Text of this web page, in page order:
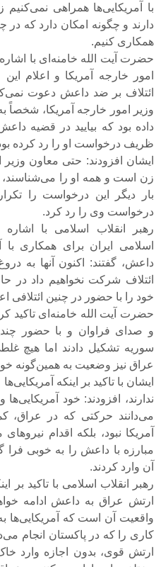
با آمریکایی‌ها همراهی نمی‌کنیم
دارند و چگونه امکان دارد که در
همکاری کنیم.
حضرت آیت الله خامنه‌ای با
امور خارجه آمریکا و اعلام
ائتلاف بر ضد داعش دعوت
وزیر امور خارجه آمریکا،
داده بود که بیایید در قضیه
ظریف درخواست او را رد کرده
ایشان افزودند: حتی معاون
زن است و همه او را می‌شناسند،
بار دیگر این درخواست را
درخواست وی را رد کرد.
رهبر انقلاب اسلامی با
اسلامی ایران برای همکاری
داعش، گفتند: اکنون آنها به
ائتلاف شرکت نخواهیم داد در
خود را با حضور در چنین ائتلافی
حضرت آیت الله خامنه‌ای تاکید
و صدای فراوان و با حضور
سوریه تشکیل دادند اما هیچ
عراق نیز وضعیت به همین‌گونه
ایشان با تاکید بر اینکه
ندارند، افزودند: خود
می‌دانند حرکتی که در
آمریکا نبود، بلکه اقدام
مبارزه با داعش را به خوبی
آن وارد کردند.
رهبر انقلاب اسلامی با تاکید
ارتش عراق به داعش ادامه
واقعیت آن است که آمریکایی‌ها
کاری را که در پاکستان انجام
ارتش قوی، بدون اجازه وارد